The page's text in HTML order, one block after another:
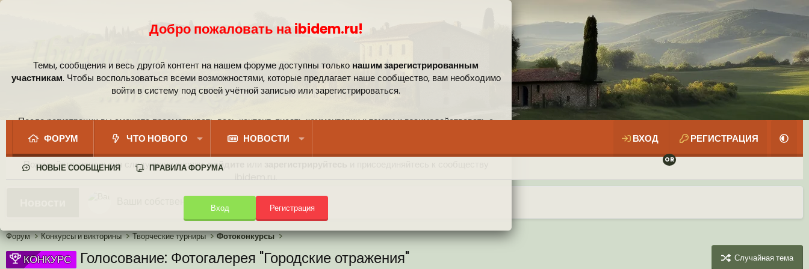
Добро пожаловать на ibidem.ru!
Темы, сообщения и весь другой контент на нашем форуме доступны только нашим зарегистрированным
участникам. Чтобы воспользоваться всеми возможностями, которые предлагает наше сообщество, вам необходимо
войти в систему под своей учётной записью или зарегистрироваться.
После регистрации вы сможете просматривать весь контент, писать комментарии к темам и взаимодействовать с
сообществом.
Пожалуйста, используя следующие кнопки,войдите
ibidem.ru.
Вход Регистрация
ФОРУМ ЧТО НОВОГО НОВОСТИ ВХОД РЕГИСТРАЦИЯ
НОВЫЕ СООБЩЕНИЯ ПРАВИЛА ФОРУМА
Иконки пользователя
Ваши собственные смайлики
Аналитика от Ассистента
Новая система рейтинга (оценок) на форуме
Форум Конкурсы и викторины Творческие турниры Фотоконкурсы
КОНКУРС Голосование: Фотогалерея "Городские отражения"
Случайная тема